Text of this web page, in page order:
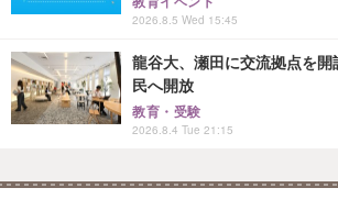
2026.8.5 Wed 15:45
龍谷大、瀬田に交流拠点を
民へ開放
教育・受験
2026.8.4 Tue 21:15